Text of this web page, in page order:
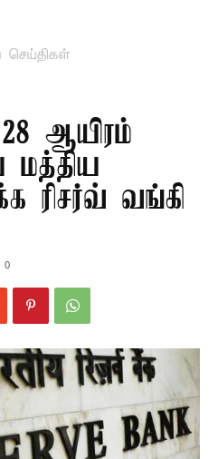
செய்திகள்
ஆயிரம்
மத்திய
ரிசர்வ் வங்கி
0